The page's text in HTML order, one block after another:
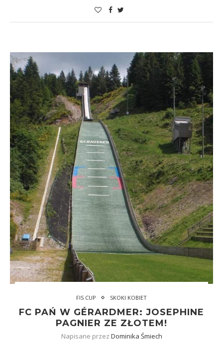
FIS CUP SKOKI KOBIET
FC PAŃ W GÉRARDMER: JOSEPHINE
PAGNIER ZE ZŁOTEM!
Napisane przez Dominika Śmiech